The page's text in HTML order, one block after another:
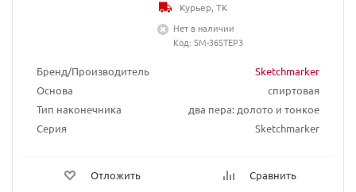
Бренд/Производитель
Sketchmarker
Основа
спиртовая
Тип наконечника
два пера: долото и тонкое
Серия
Sketchmarker
Отложить Сравнить
Курьер, ТК
Нет в наличии
Код: SM-36STEP3